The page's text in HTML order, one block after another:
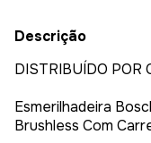
Descrição
DISTRIBUÍDO POR
Esmerilhadeira
Brushless Com